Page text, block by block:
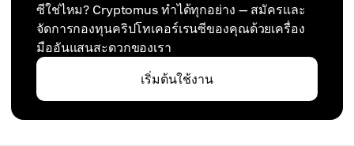
ซีใช่ไหม? Cryptomus ทำได้ทุกอย่าง — สมัครและ
จัดการกองทุนคริปโทเคอร์เรนซีของคุณด้วยเครื่อง
มืออันแสนสะดวกของเรา
เริ่มต้นใช้งาน